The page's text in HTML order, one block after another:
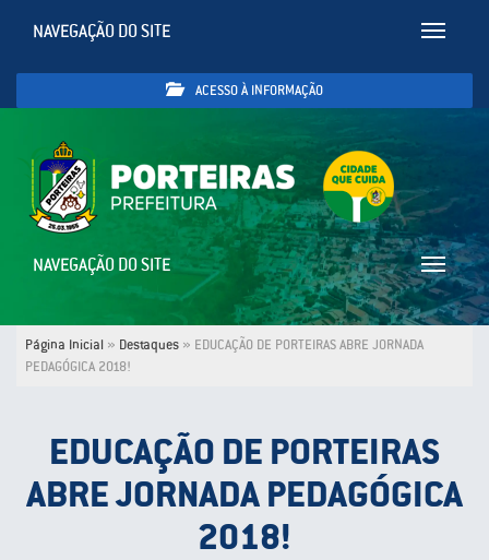
Toggle
NAVEGAÇÃO DO SITE
ACESSO À INFORMAÇÃO
Toggle
NAVEGAÇÃO DO SITE
Página Inicial » Destaques » EDUCAÇÃO DE PORTEIRAS ABRE JORNADA
PEDAGÓGICA 2018!
EDUCAÇÃO DE PORTEIRAS
ABRE JORNADA PEDAGÓGICA
2018!